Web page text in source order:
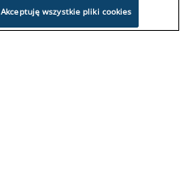
Akceptuję wszystkie pliki cookies